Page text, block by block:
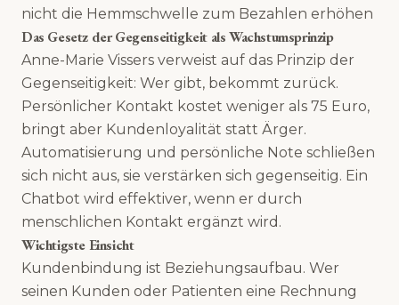
nicht die Hemmschwelle zum Bezahlen erhöhen
Das Gesetz der Gegenseitigkeit als Wachstumsprinzip
Anne-Marie Vissers verweist auf das Prinzip der
Gegenseitigkeit: Wer gibt, bekommt zurück.
Persönlicher Kontakt kostet weniger als 75 Euro,
bringt aber Kundenloyalität statt Ärger.
Automatisierung und persönliche Note schließen
sich nicht aus, sie verstärken sich gegenseitig. Ein
Chatbot wird effektiver, wenn er durch
menschlichen Kontakt ergänzt wird.
Wichtigste Einsicht
Kundenbindung ist Beziehungsaufbau. Wer
seinen Kunden oder Patienten eine Rechnung